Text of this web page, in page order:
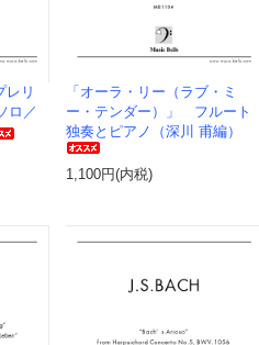
リ
ロ／
「オーラ・リー（ラブ・ミ
ー・テンダー）」 フルート
独奏とピアノ（深川 甫編）
1,100円(内税)